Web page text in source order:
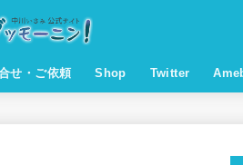
せ・ご依頼 Shop Twitter